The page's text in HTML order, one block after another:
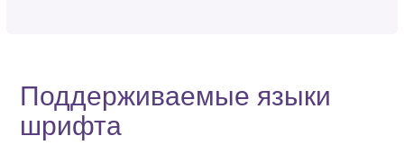
Поддерживаемые языки
шрифта